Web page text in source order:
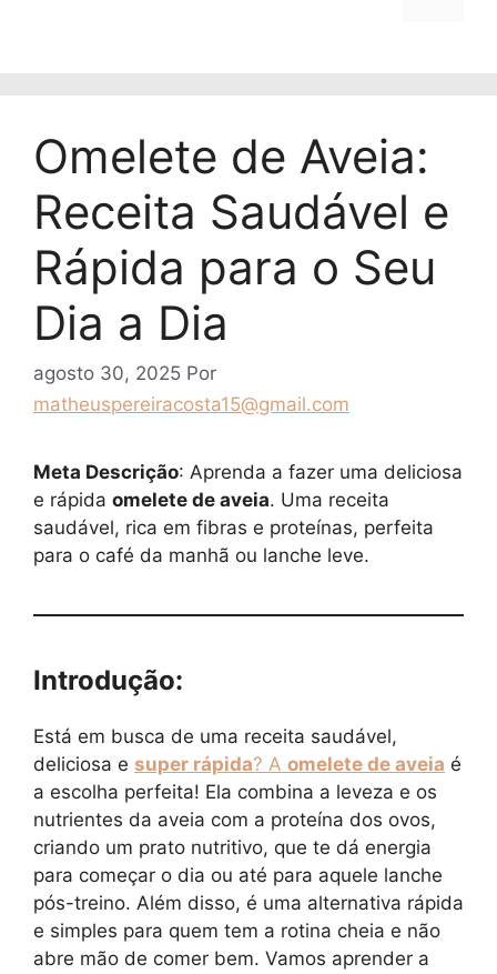
Omelete de Aveia:
Receita Saudável e
Rápida para o Seu
Dia a Dia
agosto 30, 2025 Por
matheuspereiracosta15@gmail.com
Meta Descrição: Aprenda a fazer uma deliciosa
e rápida omelete de aveia. Uma receita
saudável, rica em fibras e proteínas, perfeita
para o café da manhã ou lanche leve.
Introdução:
Está em busca de uma receita saudável,
deliciosa e super rápida? A omelete de aveia é
a escolha perfeita! Ela combina a leveza e os
nutrientes da aveia com a proteína dos ovos,
criando um prato nutritivo, que te dá energia
para começar o dia ou até para aquele lanche
pós-treino. Além disso, é uma alternativa rápida
e simples para quem tem a rotina cheia e não
abre mão de comer bem. Vamos aprender a